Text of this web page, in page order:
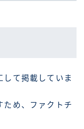
て掲載していま
め、ファクトチ